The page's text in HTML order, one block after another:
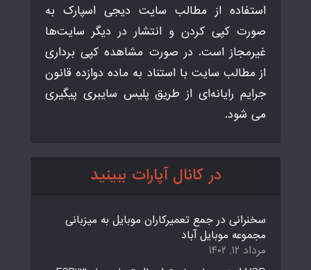
استفاده از مطالب سایت دیجی اسپارک به
صورت کپی کردن و انتشار در دیگر سایت‌ها
غیرمجاز است. در صورت مشاهده کپی برداری
از مطالب سایت با استناد به ماده دوازده قانون
جرایم رایانه‌ای از طریق پلیس سایبری پیگیری
می شود.
در کانال آپارات ببینید
سخنرانی در جمع تعمیرکاران موبایل به میزبانی
مجموعه موبایل آباد
مرداد ۱۲, ۱۴۰۲